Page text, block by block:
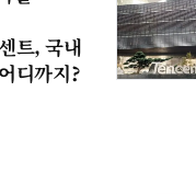
트, 국내
디까지?